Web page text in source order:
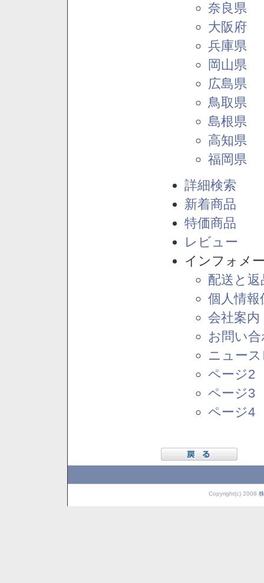
奈良県
大阪府
兵庫県
岡山県
広島県
鳥取県
島根県
高知県
福岡県
詳細検索
新着商品
特価商品
レビュー
インフォメ
配送と
個人情報
会社案内
お問い
ニュー
ページ2
ページ3
ページ4
Copyright(c) 2008